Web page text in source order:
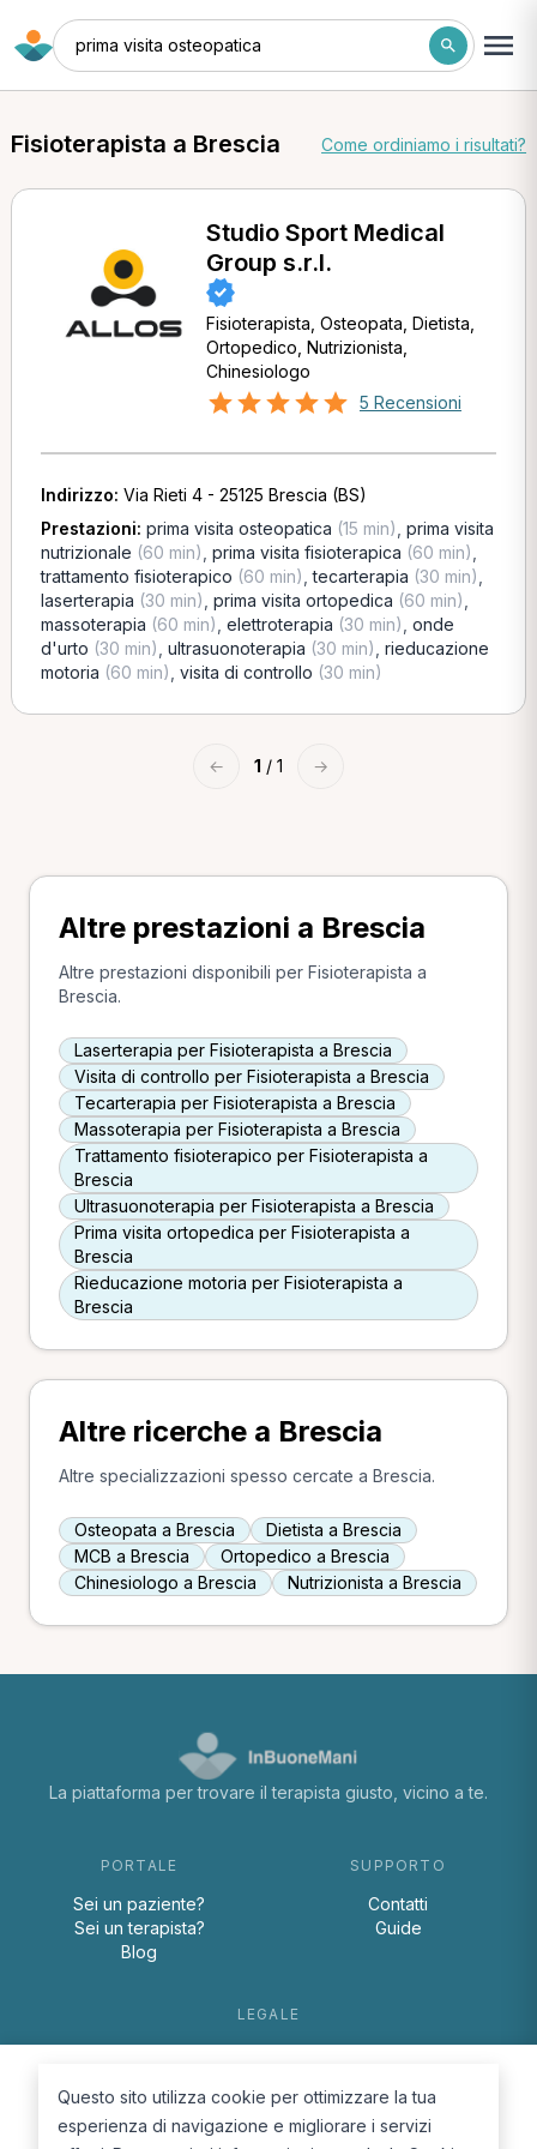
prima visita osteopatica
Fisioterapista a Brescia Come ordiniamo i risultati?
Studio Sport Medical
Group s.r.l.
Fisioterapista, Osteopata, Dietista,
Ortopedico, Nutrizionista,
Chinesiologo
5 Recensioni
Indirizzo: Via Rieti 4 - 25125 Brescia (BS)
Prestazioni: prima visita osteopatica (15 min) prima visita
nutrizionale (60 min) prima visita fisioterapica (60 min)
trattamento fisioterapico (60 min) ,tecarterapia (30 min)
laserterapia (30 min) prima visita ortopedica (60 min)
massoterapia (60 min) elettroterapia (30 min) onde
d'urto (30 min) ultrasuonoterapia (30 min) rieducazione
motoria (60 min) visita di controllo (30 min)
← 1 / 1 →
Altre prestazioni a Brescia
Altre prestazioni disponibili per Fisioterapista a
Brescia.
Laserterapia per Fisioterapista a Brescia
Visita di controllo per Fisioterapista a Brescia
Tecarterapia per Fisioterapista a Brescia
Massoterapia per Fisioterapista a Brescia
Trattamento fisioterapico per Fisioterapista a
Brescia
Ultrasuonoterapia per Fisioterapista a Brescia
Prima visita ortopedica per Fisioterapista a
Brescia
Rieducazione motoria per Fisioterapista a
Brescia
Altre ricerche a Brescia
Altre specializzazioni spesso cercate a Brescia.
Osteopata a Brescia
Dietista a Brescia
MCB a Brescia
Ortopedico a Brescia
Chinesiologo a Brescia
Nutrizionista a Brescia
La piattaforma per trovare il terapista giusto, vicino a te.
PORTALE
Sei un paziente?
Sei un terapista?
Blog
SUPPORTO
Contatti
Guide
LEGALE
Cookie Policy
Questo sito utilizza cookie per ottimizzare la tua
esperienza di navigazione e migliorare i servizi